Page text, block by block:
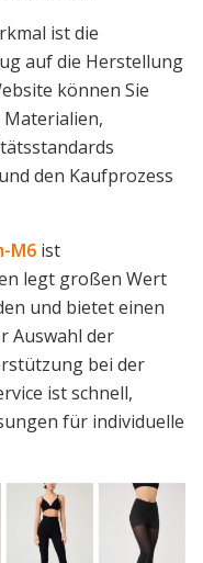
ist die
auf die Herstellung
können Sie
den Kaufprozess
M6 ist
legt großen Wert
und bietet einen
Auswahl der
bei der
ist schnell,
für individuelle